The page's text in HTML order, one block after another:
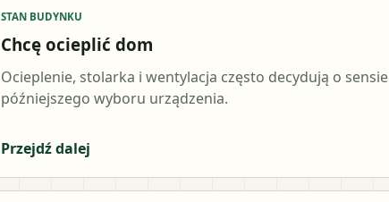
STAN BUDYNKU
Chcę ocieplić dom
Ocieplenie, stolarka i wentylacja często decydują o sensie
późniejszego wyboru urządzenia.
Przejdź dalej